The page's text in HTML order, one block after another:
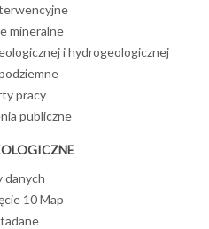
mineralne
i hydrogeologicznej
pracy
publiczne
danych
10 Map